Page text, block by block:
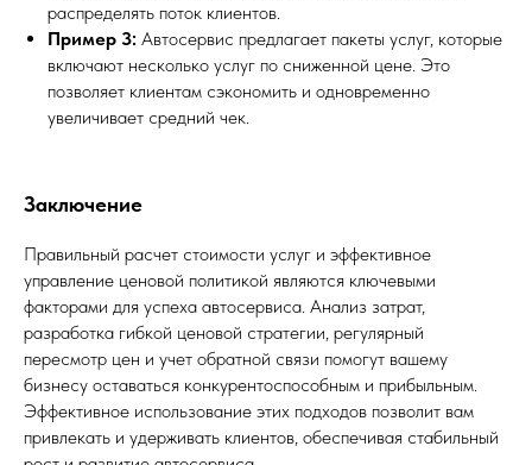
распределять поток клиентов.
Пример 3: Автосервис предлагает пакеты услуг, которые
включают несколько услуг по сниженной цене. Это
позволяет клиентам сэкономить и одновременно
увеличивает средний чек.
Заключение
Правильный расчет стоимости услуг и эффективное
управление ценовой политикой являются ключевыми
факторами для успеха автосервиса. Анализ затрат,
разработка гибкой ценовой стратегии, регулярный
пересмотр цен и учет обратной связи помогут вашему
бизнесу оставаться конкурентоспособным и прибыльным.
Эффективное использование этих подходов позволит вам
привлекать и удерживать клиентов, обеспечивая стабильный